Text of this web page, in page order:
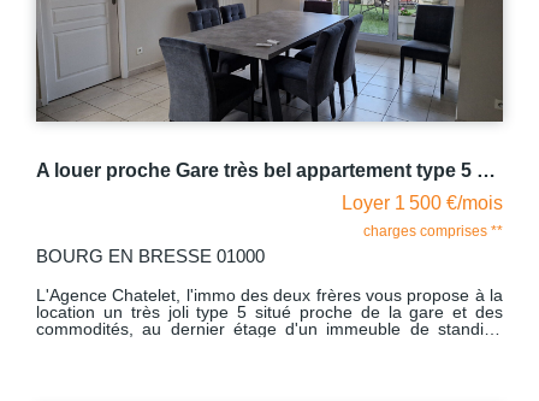
A louer proche Gare très bel appartement type 5 BOURG EN BRESSE
Loyer 1 500 €/mois
charges comprises **
BOURG EN BRESSE 01000
L'Agence Chatelet, l'immo des deux frères vous propose à la
location un très joli type 5 situé proche de la gare et des
commodités, au dernier étage d'un immeuble de standing